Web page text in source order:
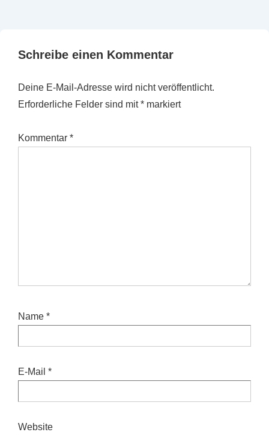
Schreibe einen Kommentar
Deine E-Mail-Adresse wird nicht veröffentlicht.
Erforderliche Felder sind mit* markiert
Kommentar *
Name *
E-Mail *
Website